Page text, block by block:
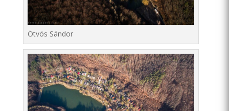
Ötvös Sándor